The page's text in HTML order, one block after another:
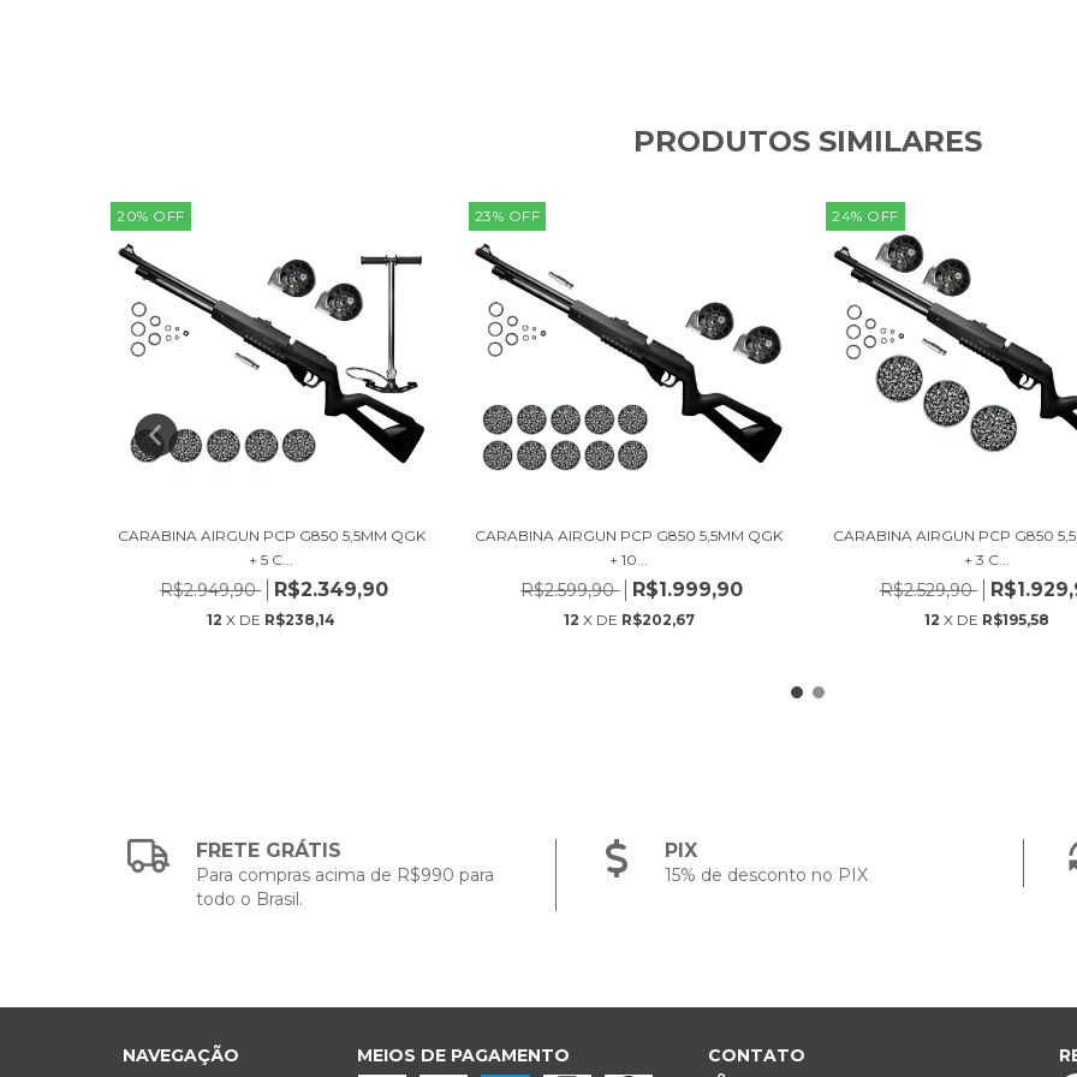
PRODUTOS SIMILARES
20% OFF
CARABINA AIRGUN PCP G850 5,5MM QGK
+ 5 C...
R$2.949,90 R$2.349,90
12 X DE R$238,14
23% OFF
CARABINA AIRGUN PCP G850 5,5MM QGK
+ 10...
R$2.599,90 R$1.999,90
12 X DE R$202,67
24% OFF
CARABINA AIRGUN PCP G850
+ 3 C...
R$2.529,90
12 X DE R$195,58
FRETE GRÁTIS
Para compras acima de R$990 para
todo o Brasil.
PIX
15% de desconto no PIX
NAVEGAÇÃO
MEIOS DE PAGAMENTO
CONTATO